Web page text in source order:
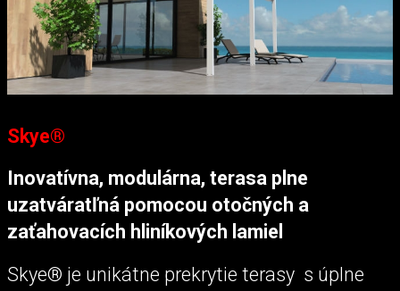
Skye®
Inovatívna, modulárna, terasa plne
uzatváratľná pomocou otočných a
zaťahovacích hliníkových lamiel
Skye® je unikátne prekrytie terasy s úplne